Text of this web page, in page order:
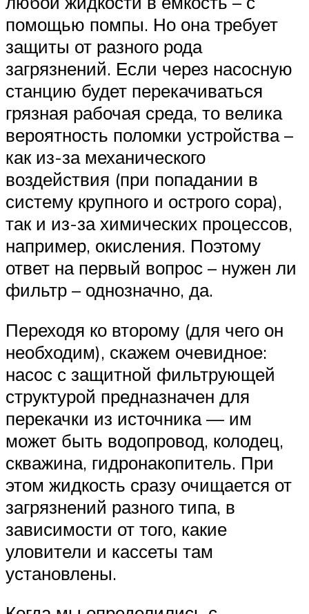
помощью помпы. Но она требует
защиты от разного рода
загрязнений. Если через насосную
станцию будет перекачиваться
грязная рабочая среда, то велика
вероятность поломки устройства –
как из-за механического
воздействия (при попадании в
систему крупного и острого сора),
так и из-за химических процессов,
например, окисления. Поэтому
ответ на первый вопрос – нужен ли
фильтр – однозначно, да.
Переходя ко второму (для чего он
необходим), скажем очевидное:
насос с защитной фильтрующей
структурой предназначен для
перекачки из источника — им
может быть водопровод, колодец,
скважина, гидронакопитель. При
этом жидкость сразу очищается от
загрязнений разного типа, в
зависимости от того, какие
уловители и кассеты там
установлены.